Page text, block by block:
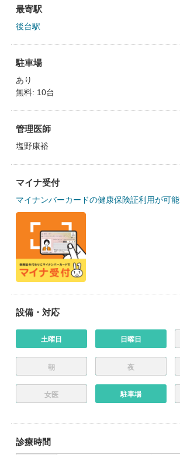
最寄駅
後台駅
駐車場
あり
無料: 10台
管理医師
塩野康裕
マイナ受付
マイナンバーカードの健康保険証利用が可能
設備・対応
土曜日 日曜日
朝 夜
女医 駐車場
診療時間